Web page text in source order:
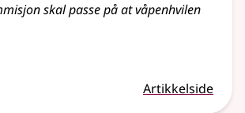
skal passe på at våpenhvilen
Artikkelside